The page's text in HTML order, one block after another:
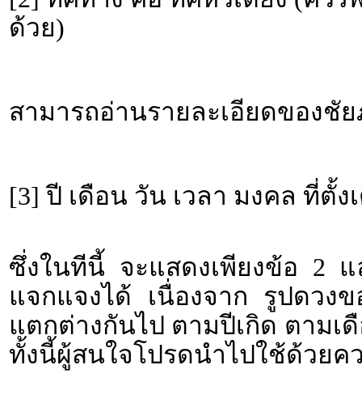
ด้วย)
สามารถอ่านรายละเอียดของชั
[3] ปี เดือน วัน เวลา มงคล ที่ตั้ง
ซึ่งในทีนี้ จะแสดงเพียงข้อ 2
แจกแจงได้ เนื่องจาก รูปดวง
แตกต่างกันไป ตามปีเกิด ตามเ
ทั้งนี้ผู้สนใจโปรดนำไปใช้ด้วยค